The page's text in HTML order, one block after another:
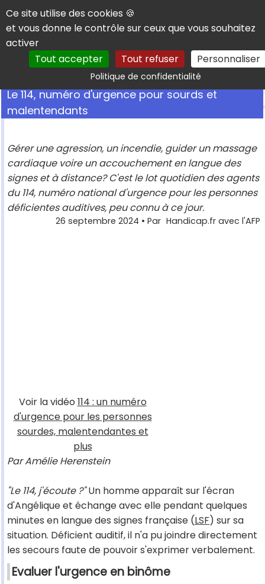
Panneau de gestion des cookies
Ce site utilise des cookies 🍪
et vous donne le contrôle sur ceux que vous souhaitez
activer
Tout accepter
Tout refuser Personnaliser
Politique de confidentialitéRechercher
Le 114, numéro d'urgence pour sourds et
malentendants
Gérer une agression, un incendie, guider un massage
cardiaque voire un accouchement en langue des
signes et à distance? C'est le lot quotidien des agents
du 114, numéro national d'urgence pour les personnes
déficientes auditives, peu connu à ce jour.
26 septembre 2024 • Par Handicap.fr avec l'AFP
Voir la vidéo 114 : un numéro
d'urgence pour les personnes
sourdes, malentendantes et
plus
Par Amélie Herenstein
"Le 114, j'écoute ?"Un homme apparaît sur l'écran
d'Angélique et échange avec elle pendant quelques
minutes en langue des signes française (LSF) sur sa
situation. Déficient auditif, il n'a pu joindre directement
les secours faute de pouvoir s'exprimer verbalement.
Evaluer l'urgence en binôme